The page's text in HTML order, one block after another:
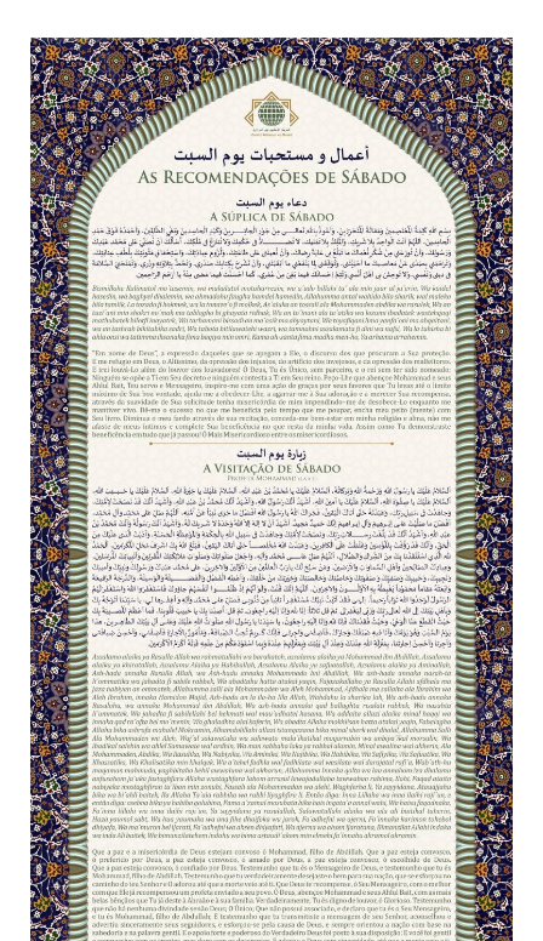
10 DE NOVEMBRO DE 2013
Falecimento do Imam Ali Ibn Al-Hussein
(A.S.)
Em nome de Deus, o Clemente, o Misericordioso! Diante da
data em que relembramos o martírio do quarto Imam dos
muçulmanos, o Imam Ali Ibn Al-Hussein Ibn Ali Ibn Abi Táleb
(A.S.), conhecido por “Zein Al-Ábidin” (Formosura
NOTÍCIAS
3 DE JULHO DE 2014
Centro Islâmico no Brasil recebe o ex-
ministro das Relações Exteriores da
República Islâmica do Irã
Na noite da quinta-feira, 03 de Abril, o Centro Islâmico no
Brasil recebeu em sua sede, em São Paulo, o ex-ministro das
Relações Exteriores da República Islâmica do Irã, Sr. Kamal
Kharrazi, que encontra-se visitando